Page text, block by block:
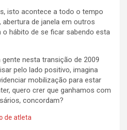
isto acontece a todo o tempo
de janela em outros
hábito de se ficar sabendo esta
nesta transição de 2009
pelo lado positivo, imagina
mobilização para estar
quero crer que ganhamos com
concordam?
de atleta